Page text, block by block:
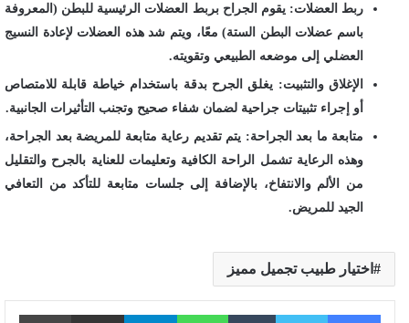
ربط العضلات: يقوم الجراح بربط العضلات الرئيسية للبطن (المعروفة
باسم عضلات البطن الستة) معًا، ويتم شد هذه العضلات لإعادة النسيج
العضلي إلى موضعه الطبيعي وتقويته.
الإغلاق والتثبيت: يغلق الجرح بدقة باستخدام خياطة قابلة للامتصاص
أو إجراء تثبيتات جراحية لضمان شفاء صحيح وتجنب التأثيرات الجانبية.
متابعة ما بعد الجراحة: يتم تقديم رعاية متابعة للمريضة بعد الجراحة،
وهذه الرعاية تشمل الراحة الكافية وتعليمات للعناية بالجرح والتقليل
من الألم والانتفاخ، بالإضافة إلى جلسات متابعة للتأكد من التعافي
الجيد للمريض.
اختيار طبيب تجميل مميز
فيسبوك تويتر واتساب تيلقرام مشاركة عبر البريد